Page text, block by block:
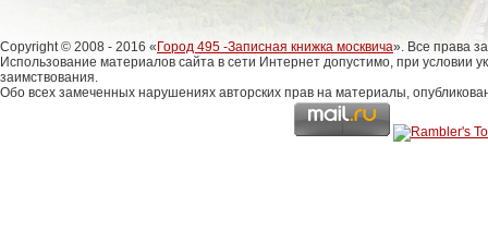
Copyright © 2008 - 2016 « Город 495 -Записная книжка москвича». Все права
Использование материалов сайта в сети Интернет допустимо, при условии
заимствования.
Обо всех замеченных нарушениях авторских прав на материалы,